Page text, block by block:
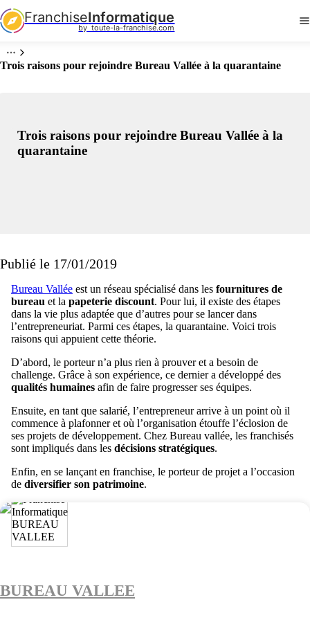
FranchiseInformatique
by  toute-la-franchise.com
Trois raisons pour rejoindre Bureau Vallée à la quarantaine
Trois raisons pour rejoindre Bureau Vallée à la
quarantaine
Publié le 17/01/2019
Bureau Vallée est un réseau spécialisé dans les fournitures de
bureau et la papeterie discount. Pour lui, il existe des étapes
dans la vie plus adaptée que d’autres pour se lancer dans
l’entrepreneuriat. Parmi ces étapes, la quarantaine. Voici trois
raisons qui appuient cette théorie.
D’abord, le porteur n’a plus rien à prouver et a besoin de
challenge. Grâce à son expérience, ce dernier a développé des
qualités humaines afin de faire progresser ses équipes.
Ensuite, en tant que salarié, l’entrepreneur arrive à un point où il
commence à plafonner et où l’organisation étouffe l’éclosion de
ses projets de développement. Chez Bureau vallée, les franchisés
sont impliqués dans les décisions stratégiques.
Enfin, en se lançant en franchise, le porteur de projet a l’occasion
de diversifier son patrimoine.
BUREAU VALLEE